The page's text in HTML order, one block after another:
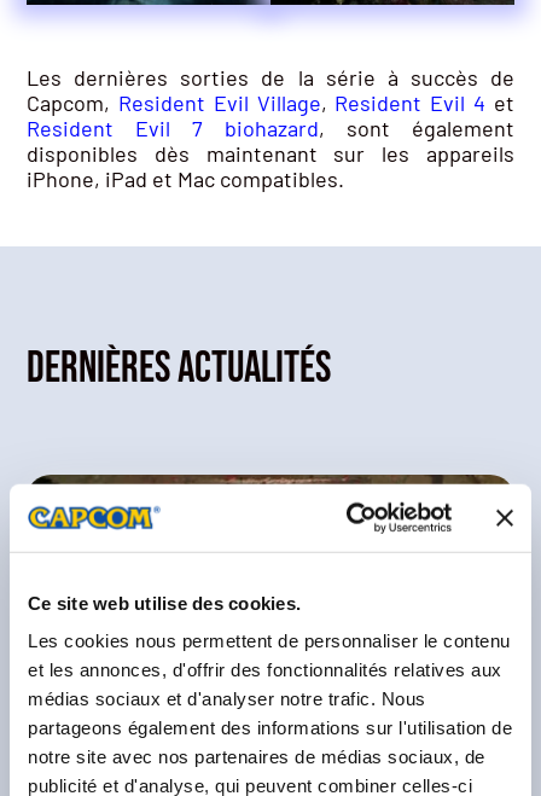
Ce site web utilise des cookies.
Les cookies nous permettent de personnaliser le contenu
et les annonces, d'offrir des fonctionnalités relatives aux
médias sociaux et d'analyser notre trafic. Nous
partageons également des informations sur l'utilisation de
notre site avec nos partenaires de médias sociaux, de
publicité et d'analyse, qui peuvent combiner celles-ci
Les dernières sorties de la série à succès de
Capcom, Resident Evil Village, Resident Evil 4 et
Resident Evil 7 biohazard, sont également
disponibles dès maintenant sur les appareils
iPhone, iPad et Mac compatibles.
Dernières actualités